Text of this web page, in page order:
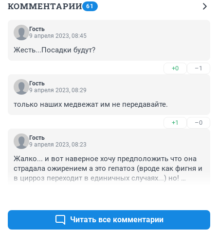
КОММЕНТАРИИ 61
Гость
9 апреля 2023, 08:45
Жесть...Посадки будут?
+0 –1
Гость
9 апреля 2023, 08:29
только наших медвежат им не передавайте.
+1 –0
Гость
9 апреля 2023, 08:23
Жалко... и вот наверное хочу предположить что она
страдала ожирением а это гепатоз (вроде как фигня и
в цирроз переходит в единичных случаях...) но!
давление) и как итог сердечно-сосудисьтые
патологии. Из за того что продают в магазинах
Читать все комментарии